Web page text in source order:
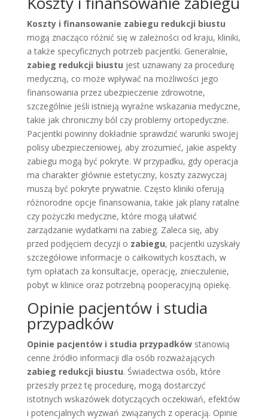
Koszty i finansowanie zabiegu redukcji biustu
mogą znacząco różnić się w zależności od kraju, kliniki,
a także specyficznych potrzeb pacjentki. Generalnie,
zabieg redukcji biustu jest uznawany za procedurę
medyczną, co może wpływać na możliwości jego
finansowania przez ubezpieczenie zdrowotne,
szczególnie jeśli istnieją wyraźne wskazania medyczne,
takie jak chroniczny ból czy problemy ortopedyczne.
Pacjentki powinny dokładnie sprawdzić warunki swojej
polisy ubezpieczeniowej, aby zrozumieć, jakie aspekty
zabiegu mogą być pokryte. W przypadku, gdy operacja
ma charakter głównie estetyczny, koszty zazwyczaj
muszą być pokryte prywatnie. Często kliniki oferują
różnorodne opcje finansowania, takie jak plany ratalne
czy pożyczki medyczne, które mogą ułatwić
zarządzanie wydatkami na zabieg. Zaleca się, aby
przed podjęciem decyzji o zabiegu, pacjentki uzyskały
szczegółowe informacje o całkowitych kosztach, w
tym opłatach za konsultacje, operację, znieczulenie,
pobyt w klinice oraz potrzebną pooperacyjną opiekę.
Opinie pacjentów i studia
przypadków
Opinie pacjentów i studia przypadkówstanowią
cenne źródło informacji dla osób rozważających
zabieg redukcji biustu. Świadectwa osób, które
przeszły przez tę procedurę, mogą dostarczyć
istotnych wskazówek dotyczących oczekiwań, efektów
i potencjalnych wyzwań związanych z operacją. Opinie